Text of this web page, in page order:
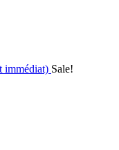
Sale!